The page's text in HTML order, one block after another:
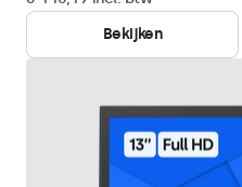
Bekijken